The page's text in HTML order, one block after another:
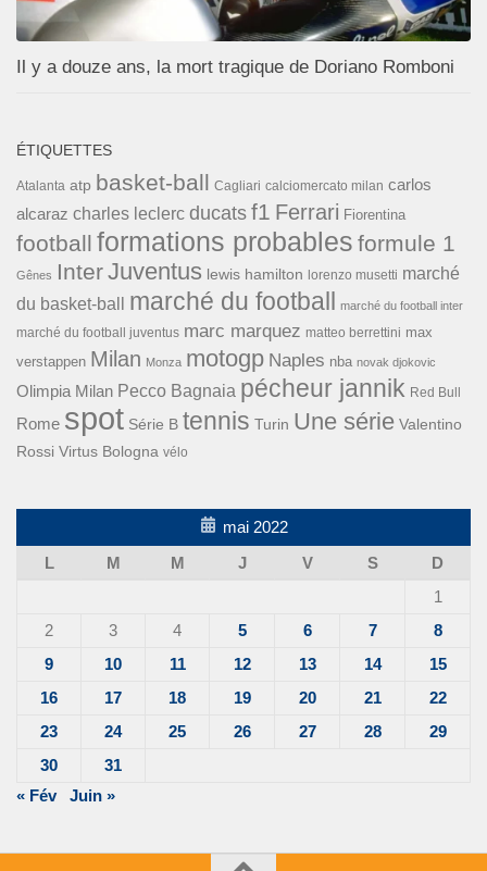
Il y a douze ans, la mort tragique de Doriano Romboni
ÉTIQUETTES
Atalanta atp basket-ball Cagliari calciomercato milan carlos
alcaraz charles leclerc ducats f1 Ferrari Fiorentina
football formations probables formule 1
Gênes InterJuventus lewis hamilton lorenzo musetti marché
du basket-ball
marché du football marché du football inter
marché du football juventus marc marquez matteo berrettini max
verstappen Milan Monza motogp Naples nba novak djokovic
Olimpia Milan Pecco Bagnaia pécheur jannik Red Bull
Rome spot Série B tennis Turin Une série Valentino
Rossi Virtus Bologna vélo
mai 2022
L
M M J V S
D
1
2
3 4 5 6 7
8
9
10 11 12 13 14
15
16
17 18 19 20 21
22
23
24 25 26 27 28
29
30
31
« Fév
Juin »